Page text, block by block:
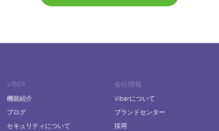
VIBER
機能紹介
ブログ
セキュリティについて
会社情報
Viberについて
ブランドセンター
採用